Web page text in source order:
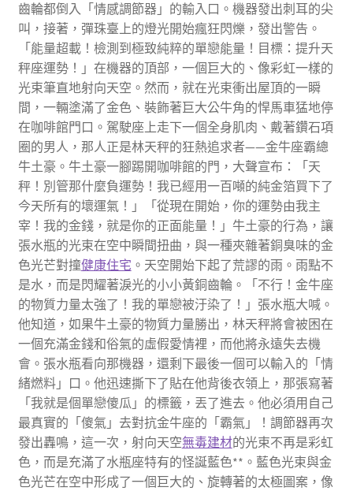
齒輪都倒入「情感調節器」的輸入口。機器發出刺耳的尖
叫，接著，彈珠臺上的燈光開始瘋狂閃爍，發出警告。
「能量超載！檢測到極致純粹的單戀能量！目標：提升天
秤座運勢！」在機器的頂部，一個巨大的、像彩虹一樣的
光束筆直地射向天空。然而，就在光束衝出屋頂的一瞬
間，一輛塗滿了金色、裝飾著巨大公牛角的悍馬車猛地停
在咖啡館門口。駕駛座上走下一個全身肌肉、戴著鑽石項
圈的男人，那人正是林天秤的狂熱追求者——金牛座霸總
牛土豪。牛土豪一腳踢開咖啡館的門，大聲宣布：「天
秤！別管那什麼負運勢！我已經用一百噸的純金箔買下了
今天所有的壞運氣！」「從現在開始，你的運勢由我主
宰！我的金錢，就是你的正面能量！」牛土豪的行為，讓
張水瓶的光束在空中瞬間扭曲，與一種夾雜著銅臭味的金
色光芒對撞健康住宅 。天空開始下起了荒謬的雨。雨點不
是水，而是閃耀著淚光的小小黃銅齒輪。「不行！金牛座
的物質力量太強了！我的單戀被汙染了！」張水瓶大喊。
他知道，如果牛土豪的物質力量勝出，林天秤將會被困在
一個充滿金錢和俗氣的虛假愛情裡，而他將永遠失去機
會。張水瓶看向那機器，還剩下最後一個可以輸入的「情
緒燃料」口。他迅速撕下了貼在他背後衣領上，那張寫著
「我就是個單戀傻瓜」的標籤，丟了進去。他必須用自己
最真實的「傻氣」去對抗金牛座的「霸氣」！調節器再次
發出轟鳴，這一次，射向天空無毒建材的光束不再是彩虹
色，而是充滿了水瓶座特有的怪誕藍色**。藍色光束與金
色光芒在空中形成了一個巨大的、旋轉著的太極圖案，像